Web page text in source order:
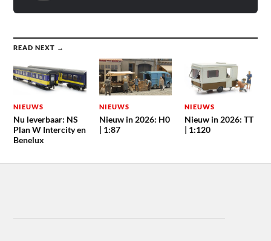
READ NEXT →
NIEUWS
Nu leverbaar: NS
Plan W Intercity en
Benelux
NIEUWS
Nieuw in 2026: H0
| 1:87
NIEUWS
Nieuw in 2026: TT
| 1:120